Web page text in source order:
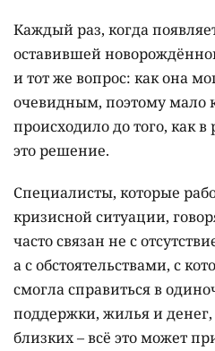
Каждый раз, когда
оставившей
и тот же вопрос: как она
очевидным, поэтому мало
происходило до того, как
это решение.
Специалисты, которые
кризисной ситуации,
часто связан не с
а с обстоятельствами, с
смогла справиться в
поддержки, жилья и денег,
близких – всё это может